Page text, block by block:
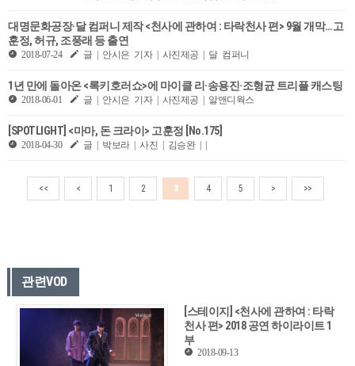
대명문화공장·달 컴퍼니 제작 <천사에 관하여 : 타락천사 편> 9월 개막…고
훈정, 허규, 조풍래 등 출연
2018-07-24 글 | 안시은 기자 | 사진제공 | 달 컴퍼니
1년 만에 돌아온 <록키호러쇼>에 마이클 리·송용진·조형균 트리플 캐스팅
2018-06-01 글 | 안시은 기자 | 사진제공 | 알앤디웍스
[SPOTLIGHT] <마마, 돈 크라이> 고훈정 [No.175]
2018-04-30 글 | 박보라 | 사진 | 김승완 | |
<< < 1 2 3 4 5 > >>
관련VOD
[스테이지] <천사에 관하여 : 타락
천사 편> 2018 공연 하이라이트 1
부
2018-09-13